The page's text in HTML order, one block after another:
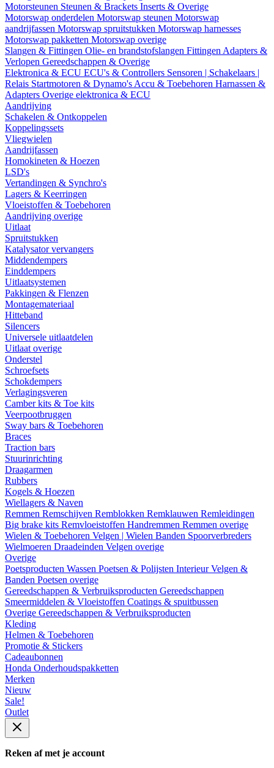
Motorsteunen Steunen & Brackets Inserts & Overige
Motorswap onderdelen Motorswap steunen Motorswap
aandrijfassen Motorswap spruitstukken Motorswap harnesses
Motorswap pakketten Motorswap overige
Slangen & Fittingen Olie- en brandstofslangen Fittingen Adapters &
Verlopen Gereedschappen & Overige
Elektronica & ECU ECU's & Controllers Sensoren | Schakelaars |
Relais Startmotoren & Dynamo's Accu & Toebehoren Harnassen &
Adapters Overige elektronica & ECU
Aandrijving
Schakelen & Ontkoppelen
Koppelingssets
Vliegwielen
Aandrijfassen
Homokineten & Hoezen
LSD's
Vertandingen & Synchro's
Lagers & Keerringen
Vloeistoffen & Toebehoren
Aandrijving overige
Uitlaat
Spruitstukken
Katalysator vervangers
Middendempers
Einddempers
Uitlaatsystemen
Pakkingen & Flenzen
Montagemateriaal
Hitteband
Silencers
Universele uitlaatdelen
Uitlaat overige
Onderstel
Schroefsets
Schokdempers
Verlagingsveren
Camber kits & Toe kits
Veerpootbruggen
Sway bars & Toebehoren
Braces
Traction bars
Stuurinrichting
Draagarmen
Rubbers
Kogels & Hoezen
Wiellagers & Naven
Remmen Remschijven Remblokken Remklauwen Remleidingen
Big brake kits Remvloeistoffen Handremmen Remmen overige
Wielen & Toebehoren Velgen | Wielen Banden Spoorverbreders
Wielmoeren Draadeinden Velgen overige
Overige
Poetsproducten Wassen Poetsen & Polijsten InterieurVelgen &
Banden Poetsen overige
Gereedschappen & Verbruiksproducten Gereedschappen
Smeermiddelen & Vloeistoffen Coatings & spuitbussen
Overige Gereedschappen & Verbruiksproducten
Kleding
Helmen & Toebehoren
Promotie & Stickers
Cadeaubonnen
Honda Onderhoudspakketten
Merken
Nieuw
Sale!
Outlet
Reken af met je account